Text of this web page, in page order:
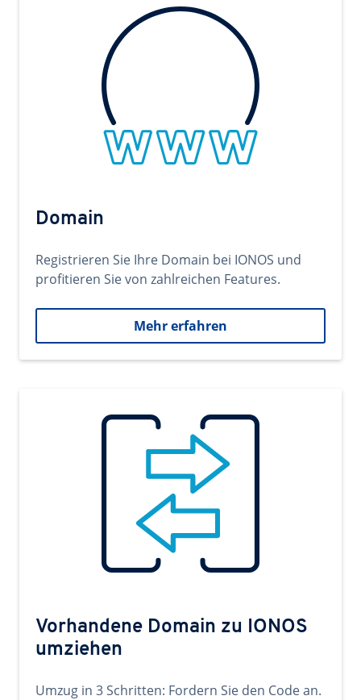
Domain
Registrieren Sie Ihre Domain bei IONOS und
profitieren Sie von zahlreichen Features.
Mehr erfahren
Vorhandene Domain zu IONOS
umziehen
Umzug in 3 Schritten: Fordern Sie den Code an.